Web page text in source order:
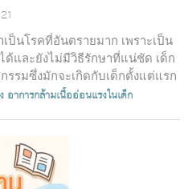
ป็นโรคที่อันตรายมาก เพราะเป็น
และยังไม่มีวิธีรักษาที่แน่ชัด เด็ก
รมซึ่งมักจะเกิดกับเด็กตั้งแต่แรก
อาการกล้ามเนื้ออ่อนแรงในเด็ก